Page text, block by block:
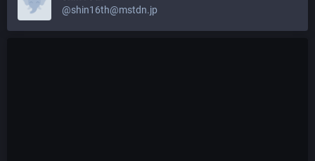
@shin16th@mstdn.jp